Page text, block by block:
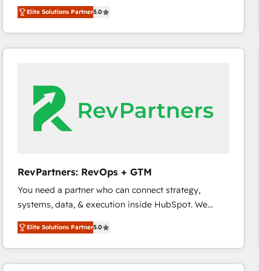
HubSpot大百科 出版 CRM・AI活用に関するご相談、現
growth. As a triple-accredited HubSpot Solutions
Partner, we specialize in both strategic RevOps
planning and hands-on technical execution - building
the operational foundation companies need to
Franchises - Professional Services - And more! How
we help: ✔️ Full HubSpot implementations and portal
optimization ✔️ Data migrations, CRM architecture,
and reporting foundations ✔️ Custom integrations
based engagements and ongoing RevOps
partnerships, we guide organizations through the
revenue maturity model - delivering the right
improvements at the right time so operations
evolve strategically and sustainably as the business
grows.
Elite Solutions Partner5.0
RevPartners: RevOps + GTM
You need a partner who can connect strategy,
systems, data, & execution inside HubSpot. We
bridge the gap where most agencies fall short by
combining GTM strategy with technical execution to
solve the right problem with the right solution. As the
only firm in the world to hold Elite Partner
Elite Solutions Partner5.0